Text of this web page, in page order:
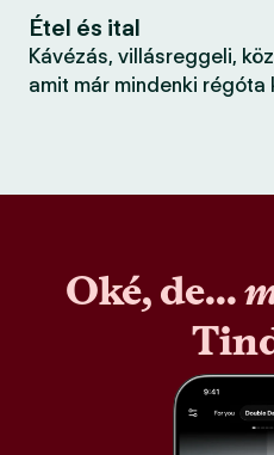
Étel és ital
Kávézás, villásreggeli,
amit már mindenki régóta
Oké, de...